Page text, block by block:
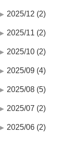
2025/12 (2)
2025/11 (2)
2025/10 (2)
2025/09 (4)
2025/08 (5)
2025/07 (2)
2025/06 (2)